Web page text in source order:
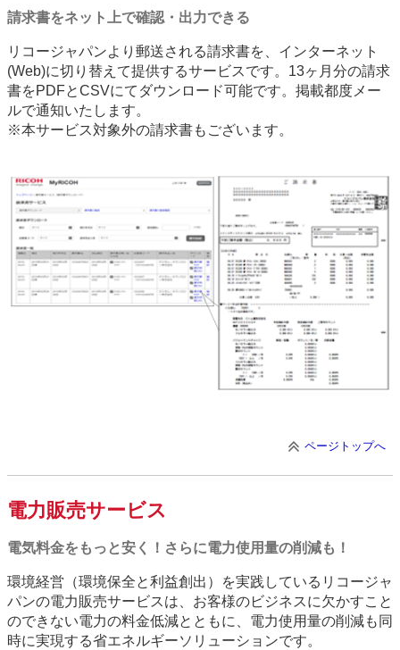
請求書をネット上で確認・出力できる
リコージャパンより郵送される請求書を、インターネット
(Web)に切り替えて提供するサービスです。13ヶ月分の請求
書をPDFとCSVにてダウンロード可能です。掲載都度メー
ルで通知いたします。
※本サービス対象外の請求書もございます。
ページトップへ
電力販売サービス
電気料金をもっと安く！さらに電力使用量の削減も！
環境経営（環境保全と利益創出）を実践しているリコージャ
パンの電力販売サービスは、お客様のビジネスに欠かすこと
のできない電力の料金低減とともに、電力使用量の削減も同
時に実現する省エネルギーソリューションです。